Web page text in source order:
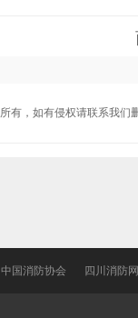
有，如有侵权请联系我
中国消防协会 四川消防网